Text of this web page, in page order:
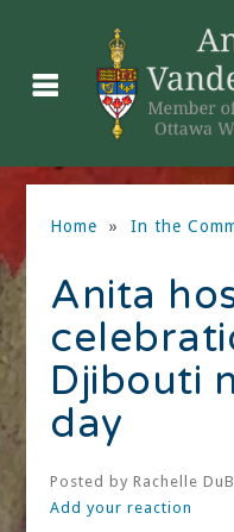
Home » In the
Anita
Djibouti
day
Posted byRachelle
Add your reaction